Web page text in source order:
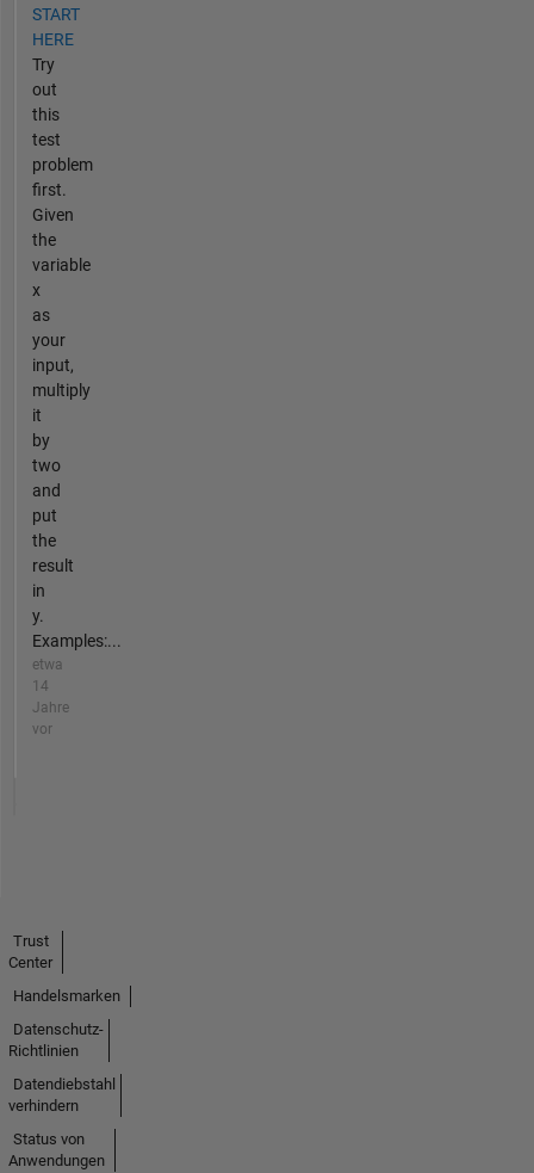
START
HERE
Try
out
this
test
problem
first.
Given
the
variable
x
as
your
input,
multiply
it
by
two
and
put
the
result
in
y.
Examples:...
etwa
14
Jahre
vor
Trust
Center
Handelsmarken
Datenschutz-
Richtlinien
Datendiebstahl
verhindern
Status von
Anwendungen